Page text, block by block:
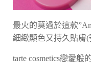
最火的莫過於這款
細緻顯色又持久貼膚
tarte cosmetics戀愛般